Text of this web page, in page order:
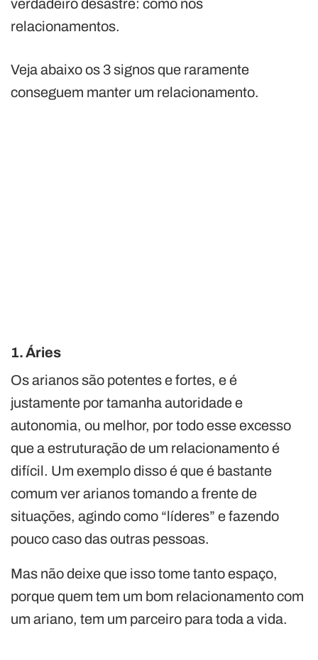
verdadeiro desastre: como nos
relacionamentos.
Veja abaixo os 3 signos que raramente
conseguem manter um relacionamento.
1. Áries
Os arianos são potentes e fortes, e é
justamente por tamanha autoridade e
autonomia, ou melhor, por todo esse excesso
que a estruturação de um relacionamento é
difícil. Um exemplo disso é que é bastante
comum ver arianos tomando a frente de
situações, agindo como “líderes” e fazendo
pouco caso das outras pessoas.
Mas não deixe que isso tome tanto espaço,
porque quem tem um bom relacionamento com
um ariano, tem um parceiro para toda a vida.